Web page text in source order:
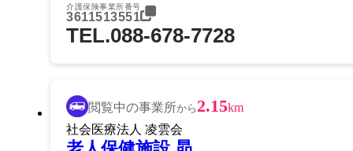
介護保険事業所番号
3611513551
TEL.088-678-7728
閲覧中の事業所から 2.15km
社会医療法人 凌雲会